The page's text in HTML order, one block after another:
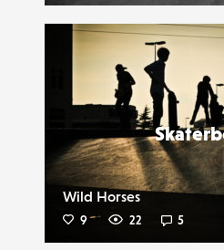
Wild Horses
9 22 5